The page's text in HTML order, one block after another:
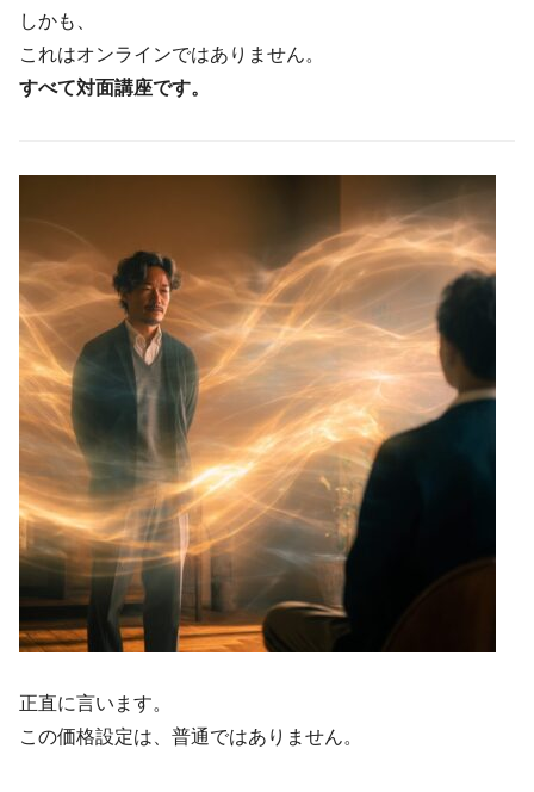
しかも、
これはオンラインではありません。
すべて対面講座です。
正直に言います。
この価格設定は、普通ではありません。